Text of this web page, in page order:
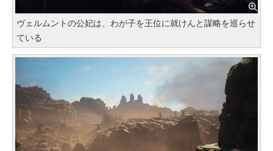
ヴェルムントの公妃は、わが子を王位に就けんと謀略を巡らせ
ている